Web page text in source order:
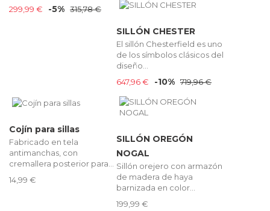
299,99 €
-5% 315,78 €
SILLÓN CHESTER
El sillón Chesterfield es uno
de los símbolos clásicos del
diseño...
647,96 €
-10% 719,96 €
Cojín para sillas
Fabricado en tela
antimanchas, con
cremallera posterior para...
14,99 €
SILLÓN OREGÓN
NOGAL
Sillón orejero con armazón
de madera de haya
barnizada en color...
199,99 €